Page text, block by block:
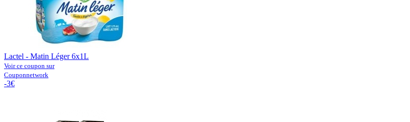
Lactel - Matin Léger 6x1L
Voir ce coupon sur
Couponnetwork
-3€